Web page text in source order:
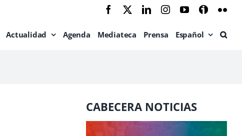
Facebook LinkedInInstagramYouTube
Ivoox
Actualidad Agenda Mediateca Prensa Español
CABECERA NOTICIAS